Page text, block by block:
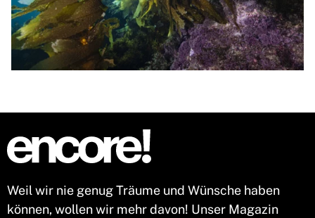
Weil wir nie genug Träume und Wünsche haben
können, wollen wir mehr davon! Unser Magazin